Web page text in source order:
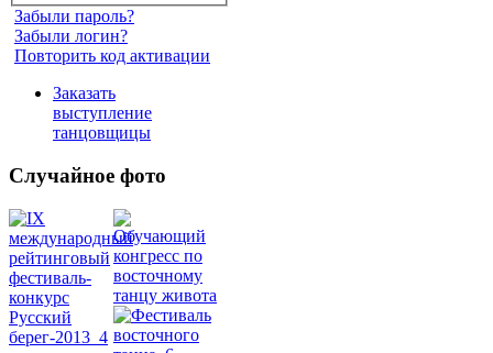
Забыли пароль?
Забыли логин?
Повторить код активации
Заказать
выступление
танцовщицы
Случайное фото